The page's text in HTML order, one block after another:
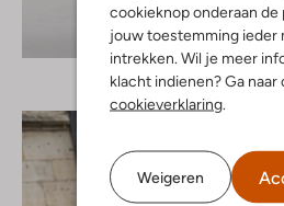
cookieknop onderaan de
jouw toestemming ieder
intrekken. Wil je meer
klacht indienen? Ga naar
cookieverklaring.
Weigeren
Ontdek de look